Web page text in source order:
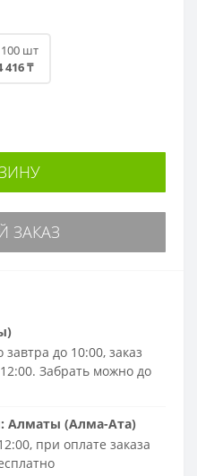
шт
416 ₸
ЗАКАЗ
до 10:00, заказ
Забрать можно до
: Алматы (Алма-Ата)
при оплате заказа